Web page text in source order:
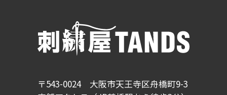
〒543-0024 大阪市天王寺区舟橋町9-3